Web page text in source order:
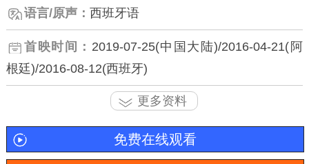
语言/原声： 西班牙语
首映时间： 2019-07-25(中国大陆)/2016-04-21(阿
根廷)/2016-08-12(西班牙)
更多资料
免费在线观看